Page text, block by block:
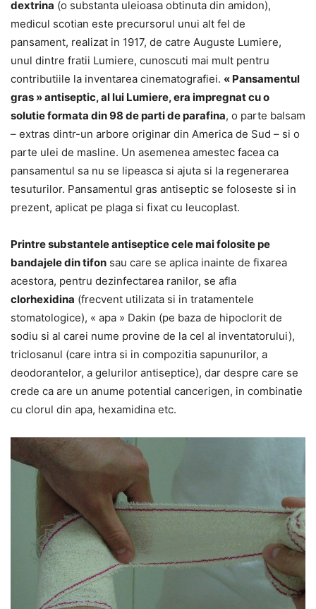
dextrina (o substanta uleioasa obtinuta din amidon),
medicul scotian este precursorul unui alt fel de
pansament, realizat in 1917, de catre Auguste Lumiere,
unul dintre fratii Lumiere, cunoscuti mai mult pentru
contributiile la inventarea cinematografiei. « Pansamentul
gras » antiseptic, al lui Lumiere, era impregnat cu o
solutie formata din 98 de parti de parafina, o parte balsam
– extras dintr-un arbore originar din America de Sud – si o
parte ulei de masline. Un asemenea amestec facea ca
pansamentul sa nu se lipeasca si ajuta si la regenerarea
tesuturilor. Pansamentul gras antiseptic se foloseste si in
prezent, aplicat pe plaga si fixat cu leucoplast.
Printre substantele antiseptice cele mai folosite pe
bandajele din tifon sau care se aplica inainte de fixarea
acestora, pentru dezinfectarea ranilor, se afla
clorhexidina (frecvent utilizata si in tratamentele
stomatologice), « apa » Dakin (pe baza de hipoclorit de
sodiu si al carei nume provine de la cel al inventatorului),
triclosanul (care intra si in compozitia sapunurilor, a
deodorantelor, a gelurilor antiseptice), dar despre care se
crede ca are un anume potential cancerigen, in combinatie
cu clorul din apa, hexamidina etc.